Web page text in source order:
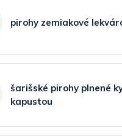
pirohy zemiakové
šarišské pirohy plnené
kapustou